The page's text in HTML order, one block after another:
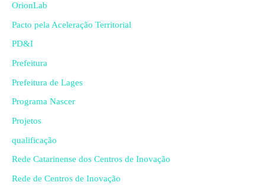
OrionLab
Pacto pela Aceleração Territorial
PD&I
Prefeitura
Prefeitura de Lages
Programa Nascer
Projetos
qualificação
Rede Catarinense dos Centros de Inovação
Rede de Centros de Inovação